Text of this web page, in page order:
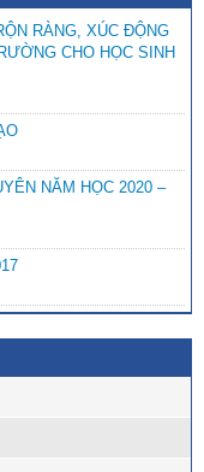
khó khăn trước thềm
học huyện Vĩnh
khuyến học năm
chưa có nhà
RÀNG, XÚC ĐỘNG
CHO HỌC SINH
NĂM HỌC 2020 –